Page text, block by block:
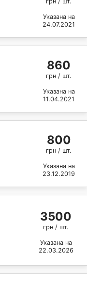
Указана на
24.07.2021
860
грн / шт.
Указана на
11.04.2021
800
грн / шт.
Указана на
23.12.2019
3500
грн / шт.
Указана на
22.03.2026